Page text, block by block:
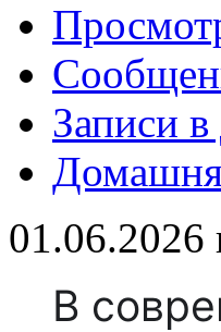
Записи
01.06.2026
В